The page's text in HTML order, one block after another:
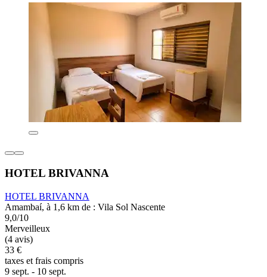
HOTEL BRIVANNA
HOTEL BRIVANNA
Amambaí, à 1,6 km de : Vila Sol Nascente
9,0/10
Merveilleux
(4 avis)
33 €
taxes et frais compris
9 sept. - 10 sept.